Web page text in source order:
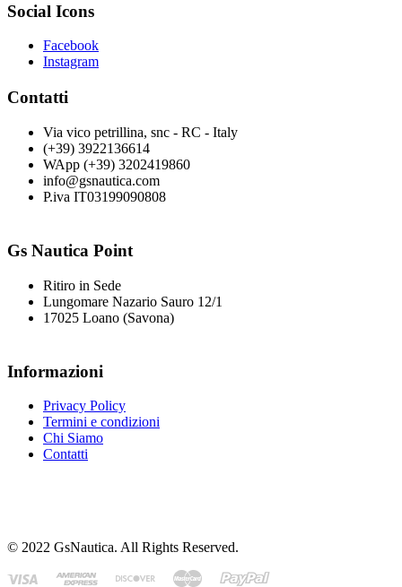
Social Icons
Facebook
Instagram
Contatti
Via vico petrillina, snc - RC - Italy
(+39) 3922136614
WApp (+39) 3202419860
info@gsnautica.com
P.iva IT03199090808
Gs Nautica Point
Ritiro in Sede
Lungomare Nazario Sauro 12/1
17025 Loano (Savona)
Informazioni
Privacy Policy
Termini e condizioni
Chi Siamo
Contatti
© 2022 GsNautica. All Rights Reserved.